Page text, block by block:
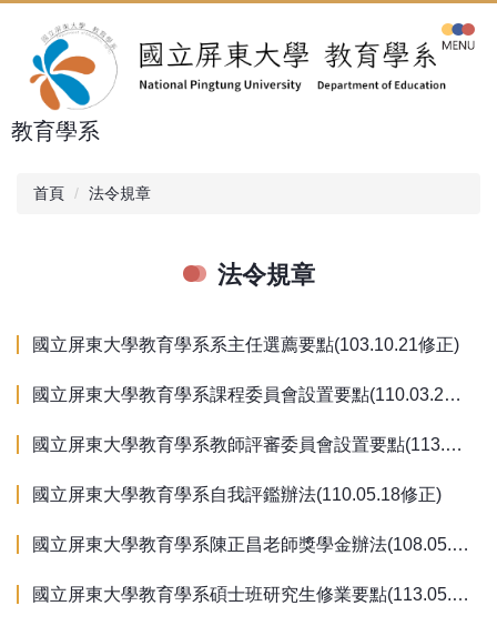
容
教育學系
首頁 法令規章
法令規章
國立屏東大學教育學系系主任選薦要點(103.10.21修正)
國立屏東大學教育學系課程委員會設置要點(110.03.23修正)
國立屏東大學教育學系教師評審委員會設置要點(113.04.11修正)
國立屏東大學教育學系自我評鑑辦法(110.05.18修正)
國立屏東大學教育學系陳正昌老師獎學金辦法(108.05.26修正)
國立屏東大學教育學系碩士班研究生修業要點(113.05.30修正)(115學年度前適用)